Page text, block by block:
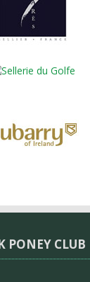
PONEY CLUB